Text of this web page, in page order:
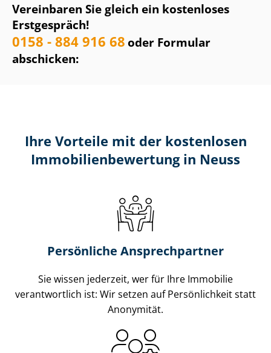
Vereinbaren Sie gleich ein kostenloses
Erstgespräch!
0158 - 884 916 68oder Formular
abschicken:
Ihre Vorteile mit der kostenlosen
Im­mo­bi­li­en­be­wer­tung in Neuss
Persönliche Ansprechpartner
Sie wissen jederzeit, wer für Ihre Immobilie
verantwortlich ist: Wir setzen auf Persönlichkeit statt
Anonymität.